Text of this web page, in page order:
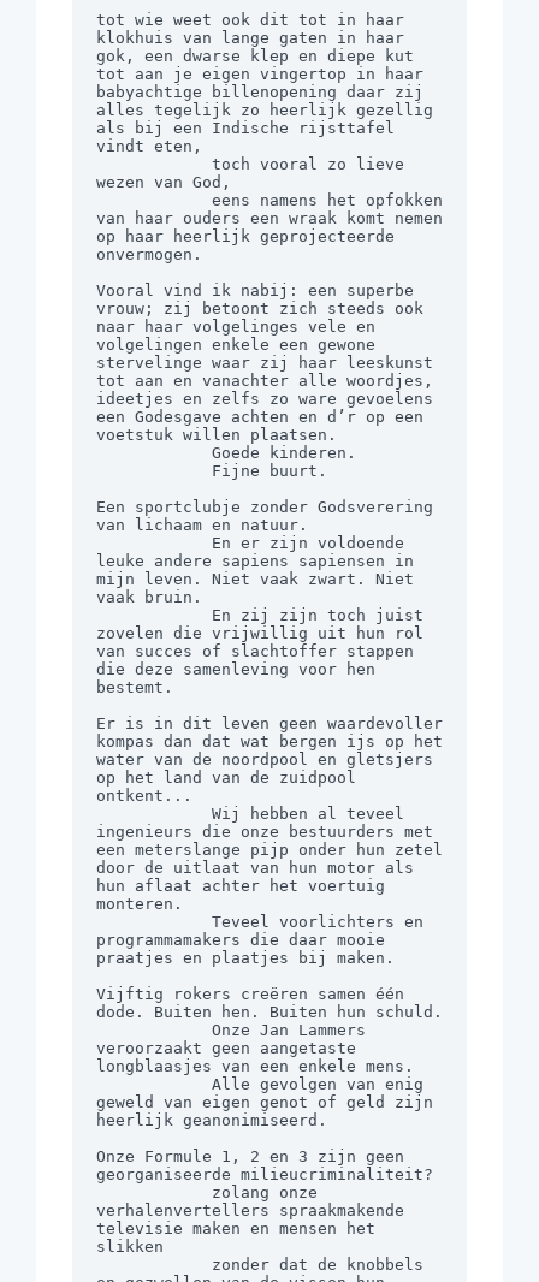
tot wie weet ook dit tot in haar
klokhuis van lange gaten in haar
gok, een dwarse klep en diepe kut
tot aan je eigen vingertop in haar
babyachtige billenopening daar zij
alles tegelijk zo heerlijk gezellig
als bij een Indische rijsttafel
vindt eten,
wezen van God,
van haar ouders een wraak komt nemen
op haar heerlijk geprojecteerde
onvermogen.
Vooral vind ik nabij: een superbe
vrouw; zij betoont zich steeds ook
naar haar volgelinges vele en
volgelingen enkele een gewone
stervelinge waar zij haar leeskunst
tot aan en vanachter alle woordjes,
ideetjes en zelfs zo ware gevoelens
een Godesgave achten en d’r op een
voetstuk willen plaatsen.
Een sportclubje zonder Godsverering
van lichaam en natuur.
leuke andere sapiens sapiensen in
mijn leven. Niet vaak zwart. Niet
vaak bruin.
zovelen die vrijwillig uit hun rol
van succes of slachtoffer stappen
die deze samenleving voor hen
bestemt.
Er is in dit leven geen waardevoller
kompas dan dat wat bergen ijs op het
water van de noordpool en gletsjers
op het land van de zuidpool
ontkent...
ingenieurs die onze bestuurders met
een meterslange pijp onder hun zetel
door de uitlaat van hun motor als
hun aflaat achter het voertuig
monteren.
programmamakers die daar mooie
praatjes en plaatjes bij maken.
Vijftig rokers creëren samen één
dode. Buiten hen. Buiten hun schuld.
veroorzaakt geen aangetaste
longblaasjes van een enkele mens.
geweld van eigen genot of geld zijn
heerlijk geanonimiseerd.
Onze Formule 1, 2 en 3 zijn geen
georganiseerde milieucriminaliteit?
verhalenvertellers spraakmakende
televisie maken en mensen het
slikken